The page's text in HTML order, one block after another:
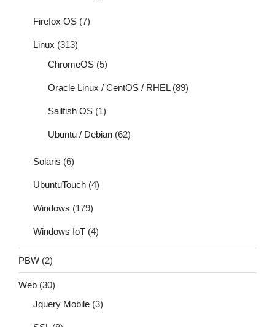
Firefox OS (7)
Linux (313)
ChromeOS (5)
Oracle Linux / CentOS / RHEL(89)
Sailfish OS (1)
Ubuntu / Debian (62)
Solaris (6)
UbuntuTouch (4)
Windows (179)
Windows IoT (4)
PBW (2)
Web (30)
Jquery Mobile (3)